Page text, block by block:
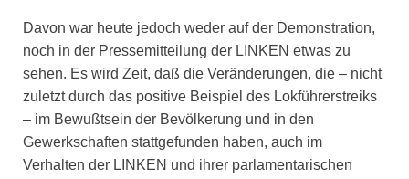
Davon war heute jedoch weder auf der Demonstration,
noch in der Pressemitteilung der LINKEN etwas zu
sehen. Es wird Zeit, daß die Veränderungen, die – nicht
zuletzt durch das positive Beispiel des Lokführerstreiks
– im Bewußtsein der Bevölkerung und in den
Gewerkschaften stattgefunden haben, auch im
Verhalten der LINKEN und ihrer parlamentarischen